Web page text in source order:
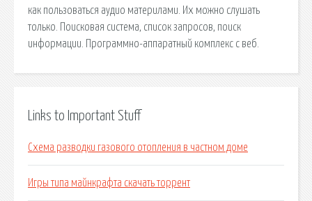
как пользоваться аудио материлами. Их можно слушать
только. Поисковая сиcтема, список запросов, поиск
информации. Программно-аппаратный комплекс с веб.
Links to Important Stuff
Схема разводки газового отопления в частном доме
Игры типа майнкрафта скачать торрент